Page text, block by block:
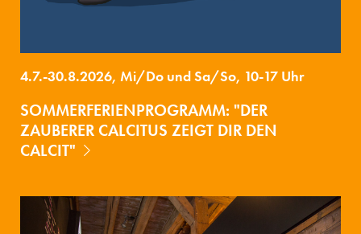
4.7.-30.8.2026, Mi/Do und Sa/So, 10-17 Uhr
SOMMERFERIENPROGRAMM: "DER
ZAUBERER CALCITUS ZEIGT DIR DEN
CALCIT"